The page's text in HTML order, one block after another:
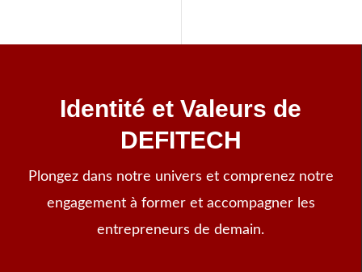
Identité et Valeurs de
DEFITECH
Plongez dans notre univers et comprenez notre
engagement à former et accompagner les
entrepreneurs de demain.